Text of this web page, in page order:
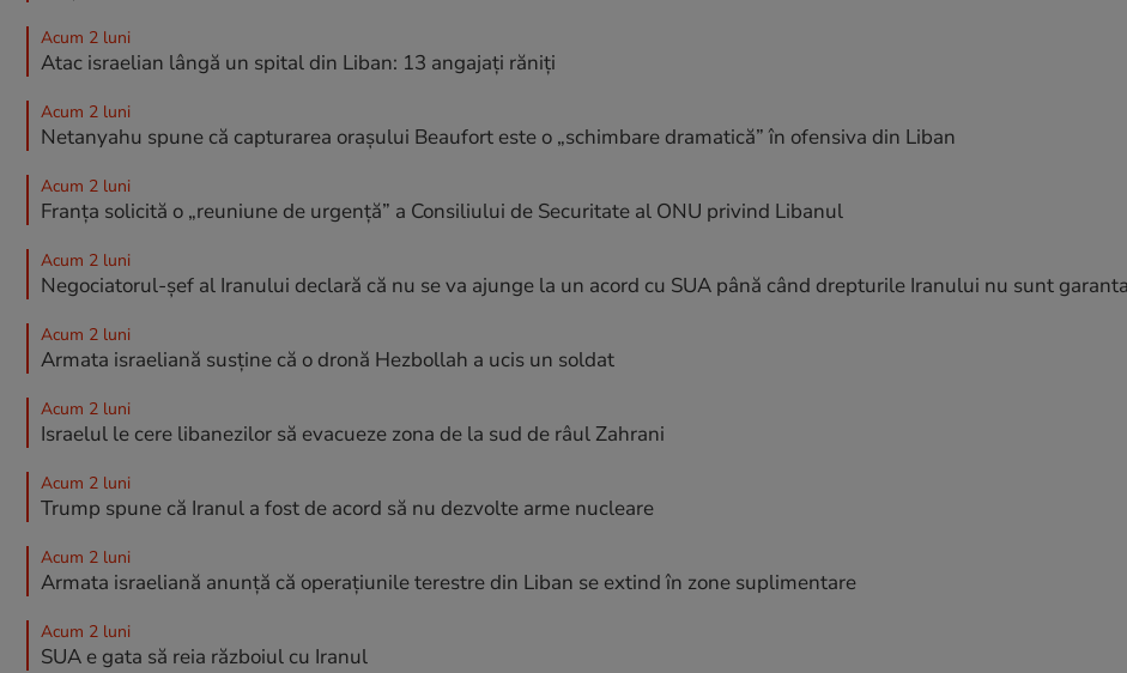
Acum 2 luni
Atac israelian lângă un spital din Liban: 13 angajați răniți
Acum 2 luni
Netanyahu spune că capturarea orașului Beaufort este o „schimbare dramatică” în ofensiva din Liban
Acum 2 luni
Franța solicită o „reuniune de urgență” a Consiliului de Securitate al ONU privind Libanul
Acum 2 luni
Negociatorul-șef al Iranului declară că nu se va ajunge la un acord cu SUA până când drepturile Iranului nu sunt
Acum 2 luni
Armata israeliană susține că o dronă Hezbollah a ucis un soldat
Acum 2 luni
Israelul le cere libanezilor să evacueze zona de la sud de râul Zahrani
Acum 2 luni
Trump spune că Iranul a fost de acord să nu dezvolte arme nucleare
Acum 2 luni
Armata israeliană anunță că operațiunile terestre din Liban se extind în zone suplimentare
Acum 2 luni
SUA e gata să reia războiul cu Iranul